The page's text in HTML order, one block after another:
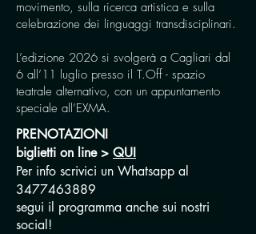
movimento, sulla ricerca artistica e sulla
celebrazione dei linguaggi transdisciplinari.
L’edizione 2026 si svolgerà a Cagliari dal
6 all’11 luglio presso il T.Off - spazio
teatrale alternativo, con un appuntamento
speciale all’EXMA.
PRENOTAZIONI
biglietti on line > QUI
​Per info scrivici un Whatsapp al
3477463889
segui il programma anche sui nostri
social!